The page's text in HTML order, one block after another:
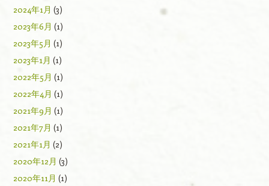
2024年1月 (3)
2023年6月 (1)
2023年5月 (1)
2023年1月 (1)
2022年5月 (1)
2022年4月 (1)
2021年9月 (1)
2021年7月 (1)
2021年1月 (2)
2020年12月 (3)
2020年11月 (1)